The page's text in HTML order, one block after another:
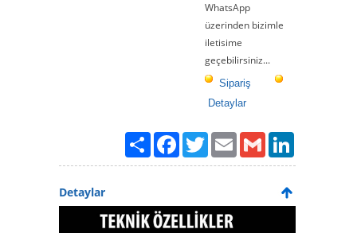
WhatsApp
üzerinden bizimle
iletisime
geçebilirsiniz...
Sipariş
Detaylar
PaylaşFacebook
TwitterEmailGmail
Detaylar